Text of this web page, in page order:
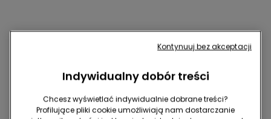
Indywidualny dobór treści
Chcesz wyświetlać indywidualnie dobrane treści?
Profilujące pliki cookie umożliwiają nam dostarczanie
Kontynuuj bez akceptacji